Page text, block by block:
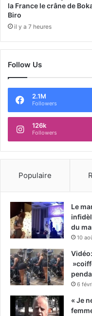
la France le crâne de
Biro
il y a 7 heures
Follow Us
2.1M
Followers
126k
Followers
Populaire
Le
du
10
6
« Je